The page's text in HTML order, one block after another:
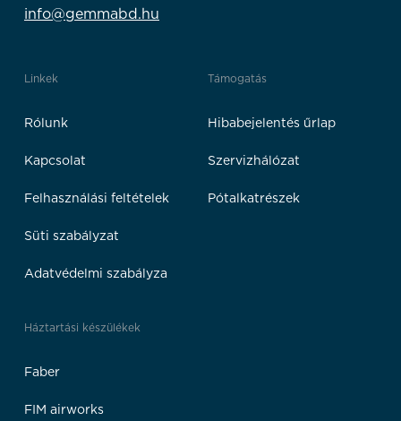
info@gemmabd.hu
Linkek
Rólunk
Kapcsolat
Felhasználási feltételek
Süti szabályzat
Adatvédelmi szabályza
Támogatás
Hibabejelentés űrlap
Szervizhálózat
Pótalkatrészek
Háztartási készülékek
Faber
FIM airworks